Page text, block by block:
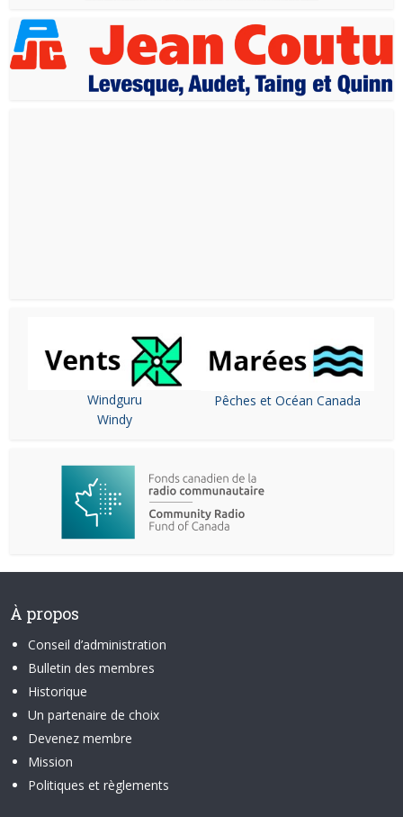
Windguru
Windy
Pêches et Océan Canada
À propos
Conseil d’administration
Bulletin des membres
Historique
Un partenaire de choix
Devenez membre
Mission
Politiques et règlements